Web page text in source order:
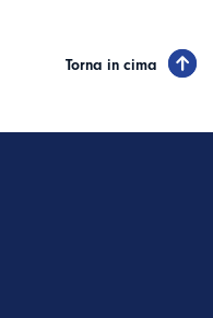
Torna in cima